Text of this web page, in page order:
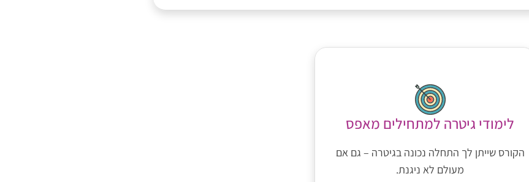
לימודי גיטרה למתחילים מאפס
הקורס שייתן לך התחלה נכונה בגיטרה – גם אם
מעולם לא ניגנת.